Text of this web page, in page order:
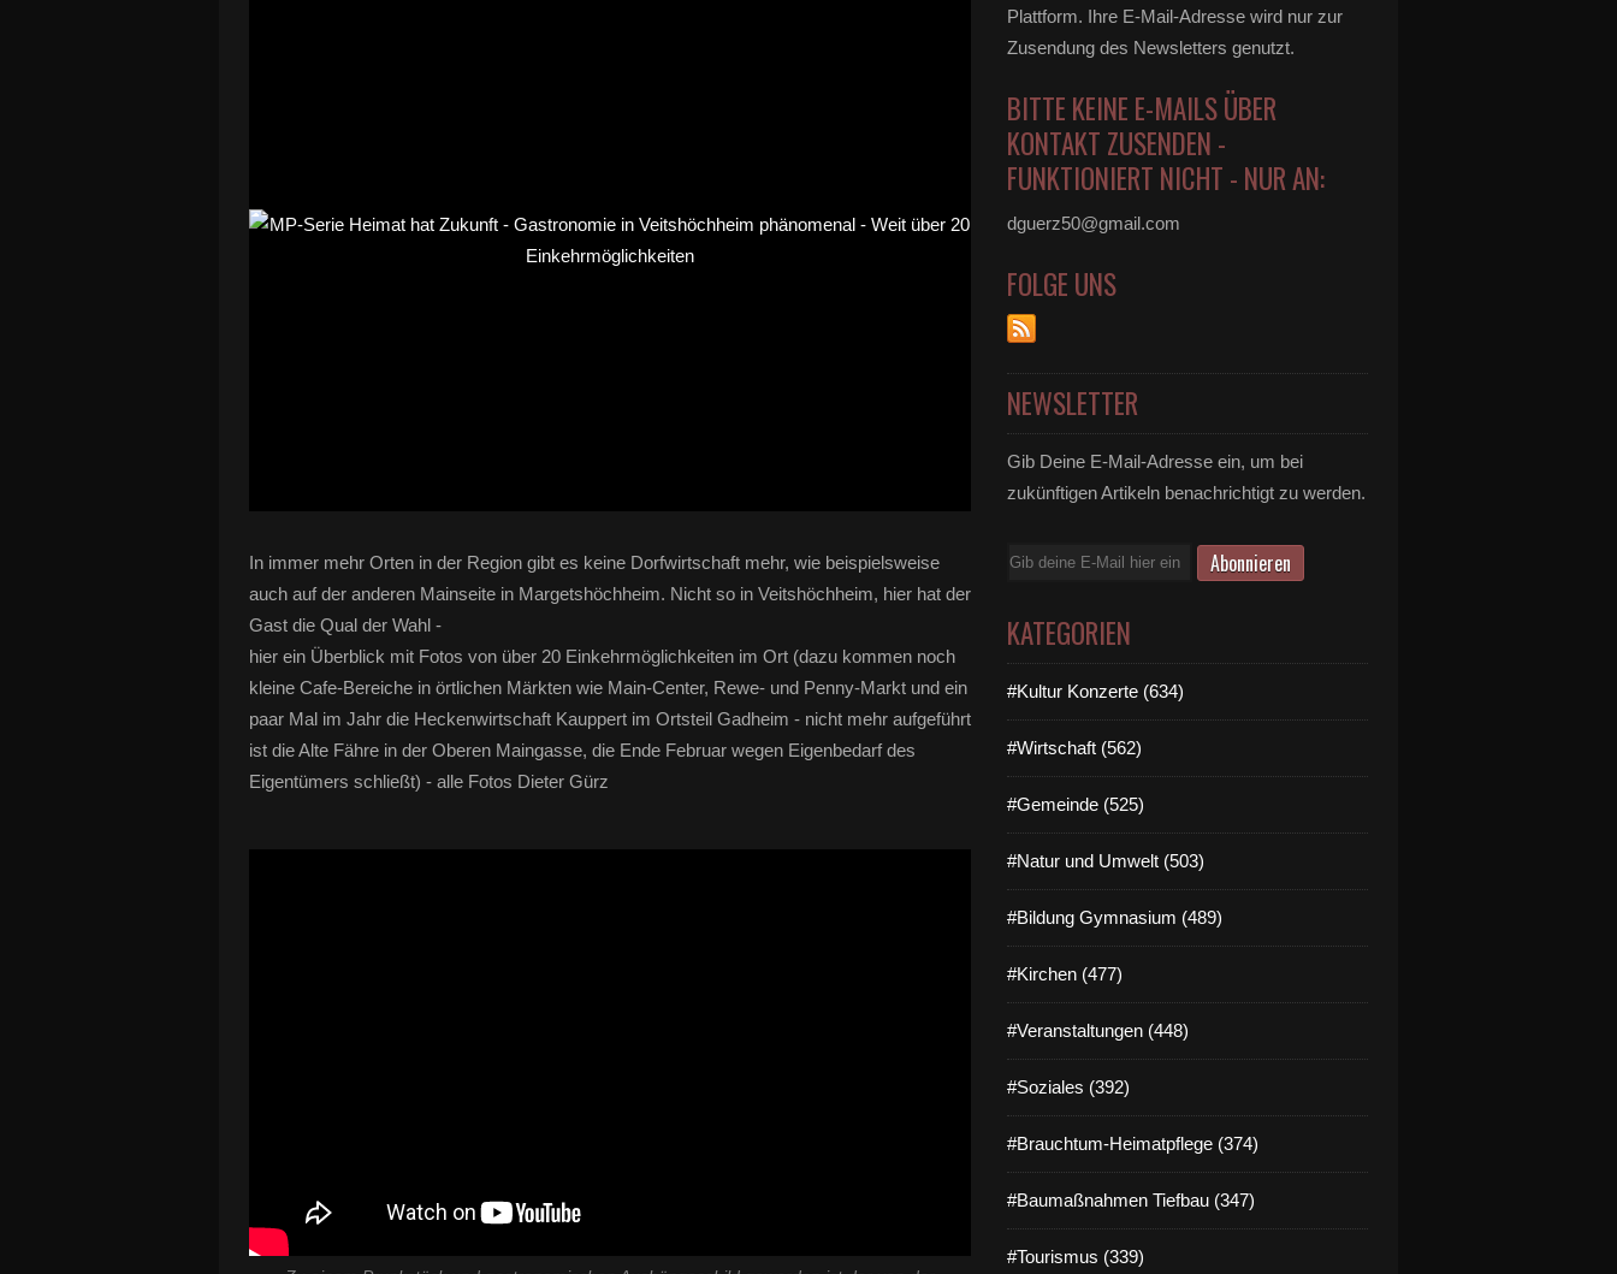
In immer mehr Orten in der Region gibt es keine Dorfwirtschaft mehr, wie beispielsweise
auch auf der anderen Mainseite in Margetshöchheim. Nicht so in Veitshöchheim, hier hat der
Gast die Qual der Wahl -
hier ein Überblick mit Fotos von über 20 Einkehrmöglichkeiten im Ort (dazu kommen noch
kleine Cafe-Bereiche in örtlichen Märkten wie Main-Center, Rewe- und Penny-Markt und ein
paar Mal im Jahr die Heckenwirtschaft Kauppert im Ortsteil Gadheim - nicht mehr aufgeführt
ist die Alte Fähre in der Oberen Maingasse, die Ende Februar wegen Eigenbedarf des
Eigentümers schließt) - alle Fotos Dieter Gürz
Plattform. Ihre E-Mail-Adresse wird nur zur
Zusendung des Newsletters genutzt.
BITTE KEINE E-MAILS ÜBER
KONTAKT ZUSENDEN -
FUNKTIONIERT NICHT - NUR AN:
dguerz50@gmail.com
FOLGE UNS
NEWSLETTER
Gib Deine E-Mail-Adresse ein, um bei
zukünftigen Artikeln benachrichtigt zu werden.
E-
KATEGORIEN
#Kultur Konzerte (634)
#Wirtschaft (562)
#Gemeinde (525)
#Natur und Umwelt (503)
#Bildung Gymnasium (489)
#Kirchen (477)
#Veranstaltungen (448)
#Soziales (392)
#Brauchtum-Heimatpflege (374)
#Baumaßnahmen Tiefbau (347)
#Tourismus (339)